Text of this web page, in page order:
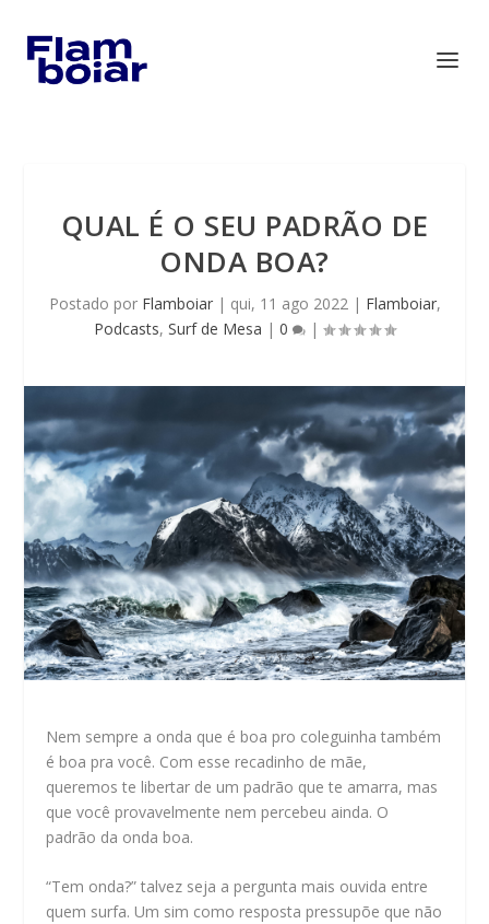
QUAL É O SEU PADRÃO DE
ONDA BOA?
Postado por Flamboiar| qui, 11 ago 2022| Flamboiar,
Podcasts, Surf de Mesa | 0 |
Nem sempre a onda que é boa pro coleguinha também
é boa pra você. Com esse recadinho de mãe,
queremos te libertar de um padrão que te amarra, mas
que você provavelmente nem percebeu ainda. O
padrão da onda boa.
“Tem onda?” talvez seja a pergunta mais ouvida entre
quem surfa. Um sim como resposta pressupõe que não